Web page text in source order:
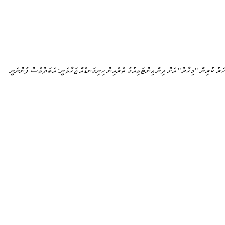
ކުރިން "މިހާރު" އަށް ދިން އިންޓަވިއުގެ ތެރެއިން ހިނިގަނޑެއް ޖަހާލަނީ: އަބަދުވެސް ފެންނަނީ